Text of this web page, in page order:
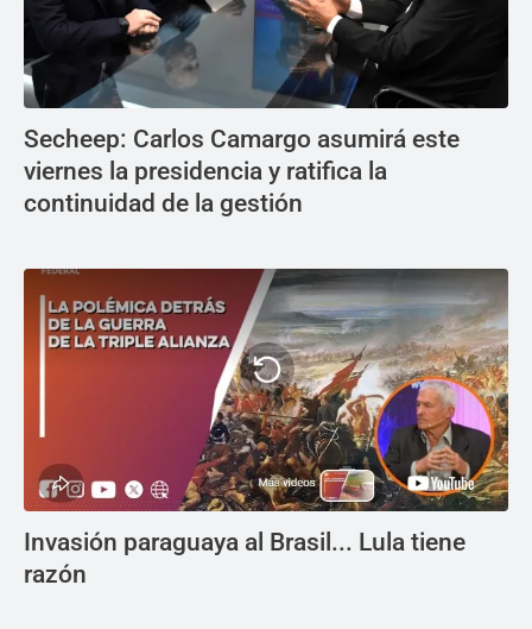
Secheep: Carlos Camargo asumirá este
viernes la presidencia y ratifica la
continuidad de la gestión
Invasión paraguaya al Brasil... Lula tiene
razón